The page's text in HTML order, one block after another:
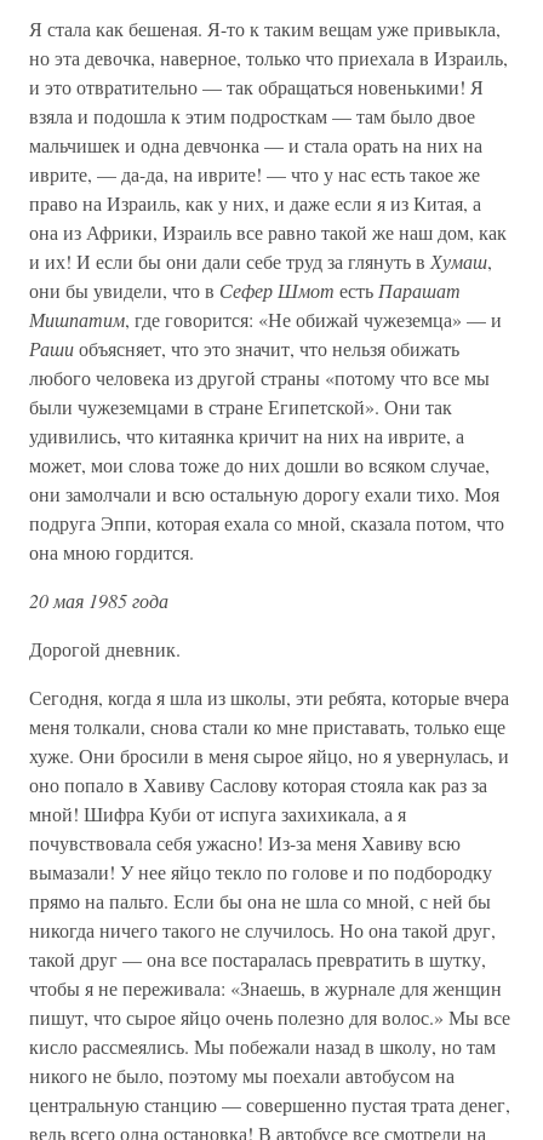
Я стала как бешеная. Я-то к таким вещам уже привыкла,
но эта девочка, наверное, только что приехала в Израиль,
и это отвратительно — так обращаться новенькими! Я
взяла и подошла к этим подросткам — там было двое
мальчишек и одна девчонка — и стала орать на них на
иврите, — да-да, на иврите! — что у нас есть такое же
право на Израиль, как у них, и даже если я из Китая, а
она из Африки, Израиль все равно такой же наш дом, как
и их! И если бы они дали себе труд за глянуть в Хумаш,
они бы увидели, что в Сефер Шмот есть Парашат
Мишпатим, где говорится: «Не обижай чужеземца» — и
Рашиобъясняет, что это значит, что нельзя обижать
любого человека из другой страны «потому что все мы
были чужеземцами в стране Египетской». Они так
удивились, что китаянка кричит на них на иврите, а
может, мои слова тоже до них дошли во всяком случае,
они замолчали и всю остальную дорогу ехали тихо. Моя
подруга Эппи, которая ехала со мной, сказала потом, что
она мною гордится.
20 мая 1985 года
Дорогой дневник.
Сегодня, когда я шла из школы, эти ребята, которые вчера
меня толкали, снова стали ко мне приставать, только еще
хуже. Они бросили в меня сырое яйцо, но я увернулась, и
оно попало в Хавиву Саслову которая стояла как раз за
мной! Шифра Куби от испуга захихикала, а я
почувствовала себя ужасно! Из-за меня Хавиву всю
вымазали! У нее яйцо текло по голове и по подбородку
прямо на пальто. Если бы она не шла со мной, с ней бы
никогда ничего такого не случилось. Но она такой друг,
такой друг — она все постаралась превратить в шутку,
чтобы я не переживала: «Знаешь, в журнале для женщин
пишут, что сырое яйцо очень полезно для волос.» Мы все
кисло рассмеялись. Мы побежали назад в школу, но там
никого не было, поэтому мы поехали автобусом на
центральную станцию — совершенно пустая трата денег,
ведь всего одна остановка! В автобусе все смотрели на